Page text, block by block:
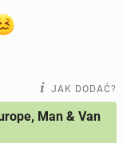
JAK DODAĆ?
Man & Van